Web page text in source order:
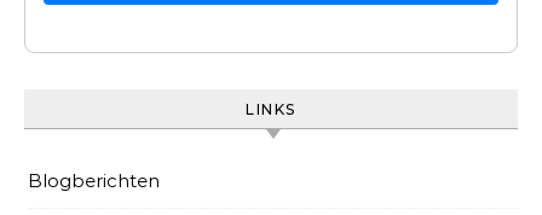
LINKS
Blogberichten